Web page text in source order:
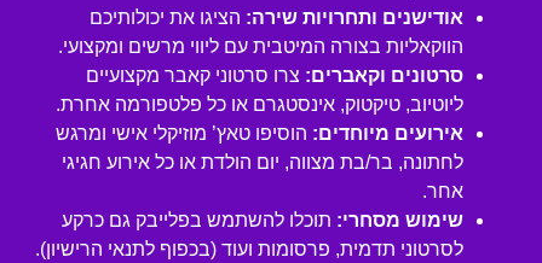
אודישנים ותחרויות שירה: הציגו את יכולותיכם
הווקאליות בצורה המיטבית עם ליווי מרשים ומקצועי.
סרטונים וקאברים: צרו סרטוני קאבר מקצועיים
ליוטיוב, טיקטוק, אינסטגרם או כל פלטפורמה אחרת.
אירועים מיוחדים: הוסיפו טאץ’ מוזיקלי אישי ומרגש
לחתונה, בר/בת מצווה, יום הולדת או כל אירוע חגיגי
אחר.
שימוש מסחרי: תוכלו להשתמש בפלייבק גם כרקע
לסרטוני תדמית, פרסומות ועוד (בכפוף לתנאי הרישיון).